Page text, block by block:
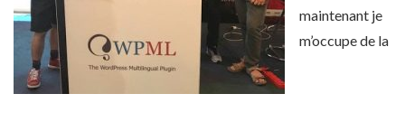
maintenant je
m’occupe de la